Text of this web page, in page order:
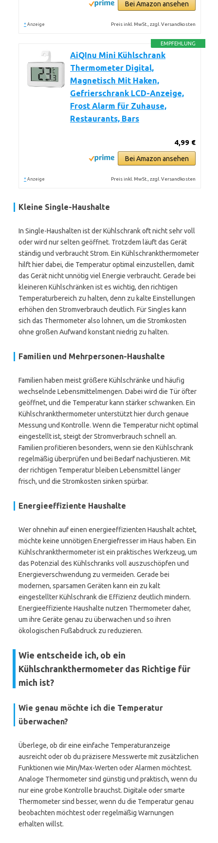
Bei Amazon ansehen
* Anzeige Preis inkl. MwSt., zzgl. Versandkosten
EMPFEHLUNG
AiQInu Mini Kühlschrank
Thermometer Digital,
Magnetisch Mit Haken,
Gefrierschrank LCD-Anzeige,
Frost Alarm für Zuhause,
Restaurants, Bars
4,99 €
Bei Amazon ansehen
* Anzeige Preis inkl. MwSt., zzgl. Versandkosten
Kleine Single-Haushalte
In Single-Haushalten ist der Kühlschrank oft nicht sehr voll
oder wird nur selten geöffnet. Trotzdem läuft das Gerät
ständig und verbraucht Strom. Ein Kühlschrankthermometer
hilft hier dabei, die Temperatur optimal einzustellen, damit
das Gerät nicht unnötig viel Energie verbraucht. Gerade bei
kleineren Kühlschränken ist es wichtig, den richtigen
Temperaturbereich zu halten, denn zu kalte Einstellungen
erhöhen den Stromverbrauch deutlich. Für Singles kann
sich das Thermometer also lohnen, um die Stromkosten
ohne großen Aufwand konstant niedrig zu halten.
Familien und Mehrpersonen-Haushalte
Familien haben meist größere Kühlschränke und häufig
wechselnde Lebensmittelmengen. Dabei wird die Tür öfter
geöffnet, und die Temperatur kann stärker schwanken. Ein
Kühlschrankthermometer unterstützt hier durch genaue
Messung und Kontrolle. Wenn die Temperatur nicht optimal
eingestellt ist, steigt der Stromverbrauch schnell an.
Familien profitieren besonders, wenn sie den Kühlschrank
regelmäßig überprüfen und bei Bedarf nachjustieren. Mit
der richtigen Temperatur bleiben Lebensmittel länger
frisch, und die Stromkosten sinken spürbar.
Energieeffiziente Haushalte
Wer ohnehin auf einen energieeffizienten Haushalt achtet,
möchte keine unnötigen Energiefresser im Haus haben. Ein
Kühlschrankthermometer ist ein praktisches Werkzeug, um
das Potenzial des Kühlschranks voll auszuschöpfen und
Energieverschwendung zu vermeiden. Gerade bei
modernen, sparsamen Geräten kann ein zu kalt
eingestellter Kühlschrank die Effizienz deutlich mindern.
Energieeffiziente Haushalte nutzen Thermometer daher,
um ihre Geräte genau zu überwachen und so ihren
ökologischen Fußabdruck zu reduzieren.
Wie entscheide ich, ob ein
Kühlschrankthermometer das Richtige für
mich ist?
Wie genau möchte ich die Temperatur
überwachen?
Überlege, ob dir eine einfache Temperaturanzeige
ausreicht oder ob du präzisere Messwerte mit zusätzlichen
Funktionen wie Min/Max-Werten oder Alarmen möchtest.
Analoge Thermometer sind günstig und praktisch, wenn du
nur eine grobe Kontrolle brauchst. Digitale oder smarte
Thermometer sind besser, wenn du die Temperatur genau
beobachten möchtest oder regelmäßig Warnungen
erhalten willst.